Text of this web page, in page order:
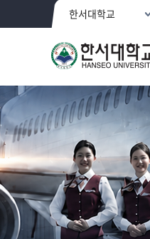
한서대학교